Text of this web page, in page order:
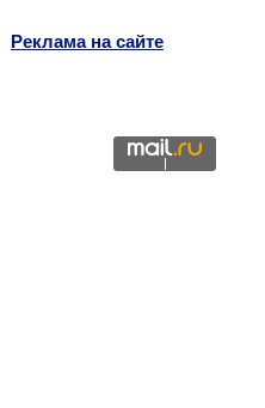
Реклама на сайте